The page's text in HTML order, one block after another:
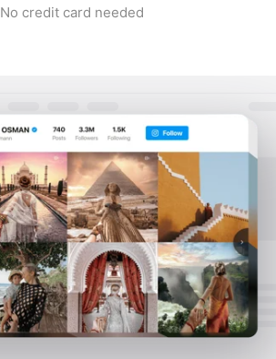
No credit card needed